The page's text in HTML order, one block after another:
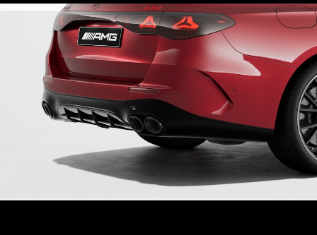
Konfigurátor
Online
Bemutatóterem
Cabriolet és Roadster